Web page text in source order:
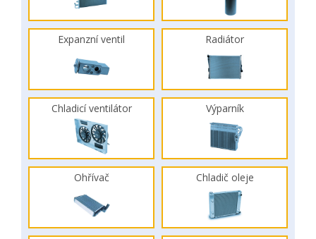
Expanzní ventil Radiátor
Chladicí ventilátor Výparník
Ohřívač Chladič oleje